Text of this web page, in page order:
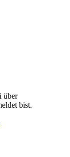
über
bist.